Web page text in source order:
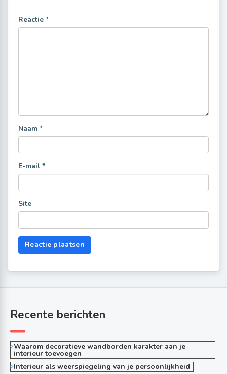
Reactie *
Naam *
E-mail *
Site
Recente berichten
Waarom decoratieve wandborden karakter aan je
interieur toevoegen
Interieur als weerspiegeling van je persoonlijkheid